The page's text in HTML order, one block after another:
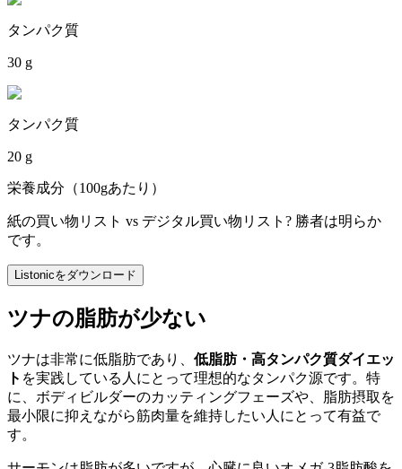
タンパク質
30 g
タンパク質
20 g
栄養成分（100gあたり）
紙の買い物リスト vs デジタル買い物リスト? 勝者は明らか
です。
Listonicをダウンロード
ツナの脂肪が少ない
ツナは非常に低脂肪であり、 低脂肪・高タンパク質ダイエッ
ト を実践している人にとって理想的なタンパク源です。特
に、ボディビルダーのカッティングフェーズや、脂肪摂取を
最小限に抑えながら筋肉量を維持したい人にとって有益で
す。